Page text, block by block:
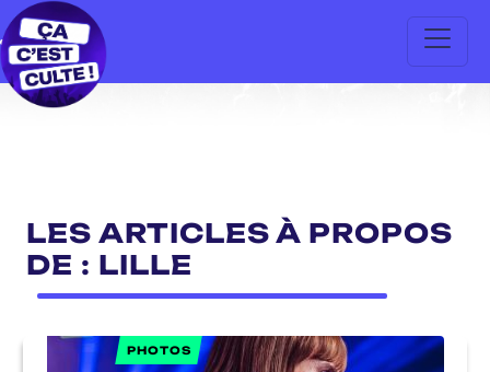
LES ARTICLES À PROPOS
DE : LILLE
PHOTOS